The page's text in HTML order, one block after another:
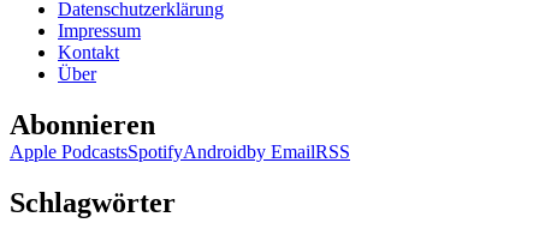
Datenschutzerklärung
Impressum
Kontakt
Über
Abonnieren
Apple PodcastsSpotifyAndroidby EmailRSS
Schlagwörter